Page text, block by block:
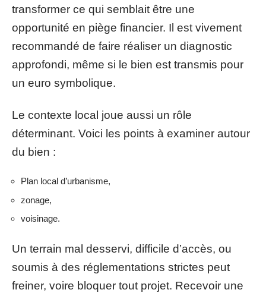
transformer ce qui semblait être une
opportunité en piège financier. Il est vivement
recommandé de faire réaliser un diagnostic
approfondi, même si le bien est transmis pour
un euro symbolique.
Le contexte local joue aussi un rôle
déterminant. Voici les points à examiner autour
du bien :
Plan local d’urbanisme,
zonage,
voisinage.
Un terrain mal desservi, difficile d’accès, ou
soumis à des réglementations strictes peut
freiner, voire bloquer tout projet. Recevoir une